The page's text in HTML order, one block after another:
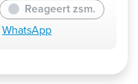
Reageert zsm.
WhatsApp